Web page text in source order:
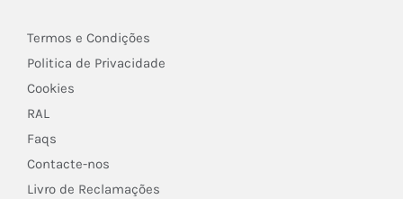
Termos e Condições
Politica de Privacidade
Cookies
RAL
Faqs
Contacte-nos
Livro de Reclamações